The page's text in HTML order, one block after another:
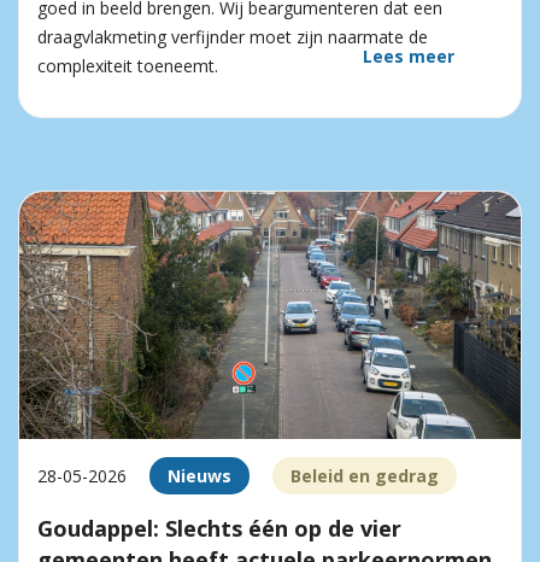
goed in beeld brengen. Wij beargumenteren dat een
draagvlakmeting verfijnder moet zijn naarmate de
complexiteit toeneemt.
Lees meer
28-05-2026 Nieuws Beleid en gedrag
Goudappel: Slechts één op de vier